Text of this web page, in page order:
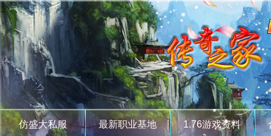
仿盛大私服 最新职业基地 1.76游戏资料